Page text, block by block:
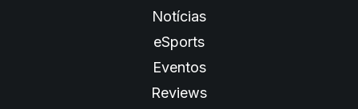
Notícias
eSports
Eventos
Reviews